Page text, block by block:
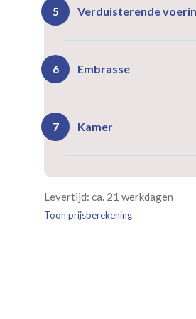
Rails
Rails
Enkele plooi
5 Verduisterende
Gevoerde gordijnen
isoleert kou, warmte en
Geen extra
verduistering
6 Embrasse
Geen
7 Kamer
Bestelt u meerdere
kamer is bestemd. Wij
verplicht, maar wel handig)
Levertijd: ca. 21 werkdagen
Toon prijsberekening